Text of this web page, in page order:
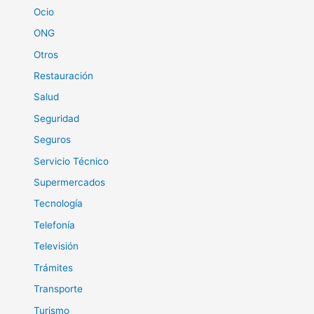
Ocio
ONG
Otros
Restauración
Salud
Seguridad
Seguros
Servicio Técnico
Supermercados
Tecnología
Telefonía
Televisión
Trámites
Transporte
Turismo